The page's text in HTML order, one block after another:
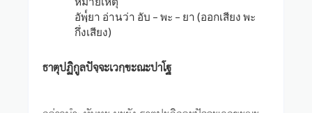
อัพฺ๎ยา อ่านว่า อับ – พะ – ยา (ออกเสียง พะ
กึ่งเสียง)
ธาตุปฏิกูลปัจฺจะเวกฺขะณะปาโฐ